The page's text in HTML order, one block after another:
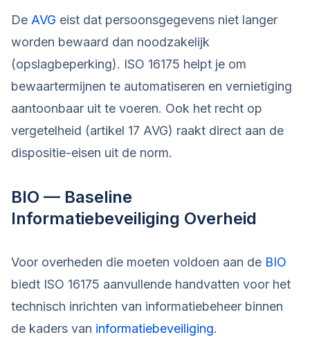
De AVG eist dat persoonsgegevens niet langer
worden bewaard dan noodzakelijk
(opslagbeperking). ISO 16175 helpt je om
bewaartermijnen te automatiseren en vernietiging
aantoonbaar uit te voeren. Ook het recht op
vergetelheid (artikel 17 AVG) raakt direct aan de
dispositie-eisen uit de norm.
BIO — Baseline
Informatiebeveiliging Overheid
Voor overheden die moeten voldoen aan de BIO
biedt ISO 16175 aanvullende handvatten voor het
technisch inrichten van informatiebeheer binnen
de kaders van informatiebeveiliging.